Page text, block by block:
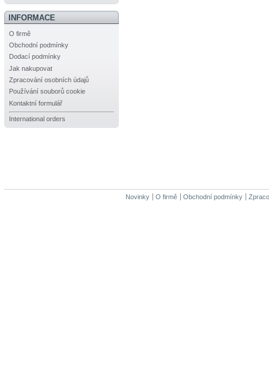
INFORMACE
O firmě
Obchodní podmínky
Dodací podmínky
Jak nakupovat
Zpracování osobních údajů
Používání souborů cookie
Kontaktní formulář
International orders
Novinky O firmě Obchodní podmínky